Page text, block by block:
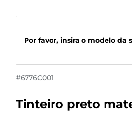
Por favor, insira o modelo
#6776C001
Tinteiro preto